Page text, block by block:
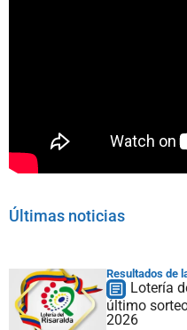
Últimas noticias
Resultados de
Lotería
último
2026